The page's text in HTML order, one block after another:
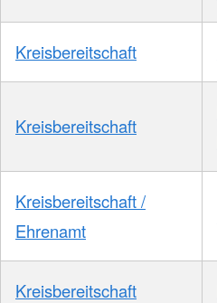
Kreisbereitschaft
Kreisbereitschaft
Kreisbereitschaft /
Ehrenamt
Kreisbereitschaft